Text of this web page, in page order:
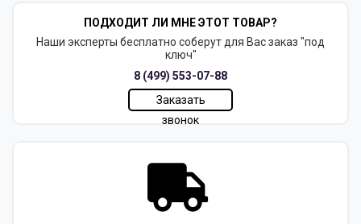
ПОДХОДИТ ЛИ МНЕ ЭТОТ ТОВАР?
Наши эксперты бесплатно соберут для Вас заказ "под
ключ"
8 (499) 553-07-88
Заказать
звонок